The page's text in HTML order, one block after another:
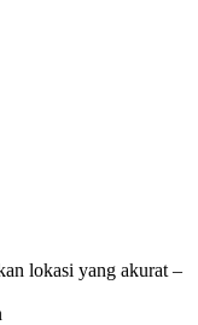
lokasi yang akurat –